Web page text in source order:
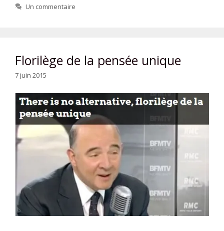
Un commentaire
Florilège de la pensée unique
7 juin 2015